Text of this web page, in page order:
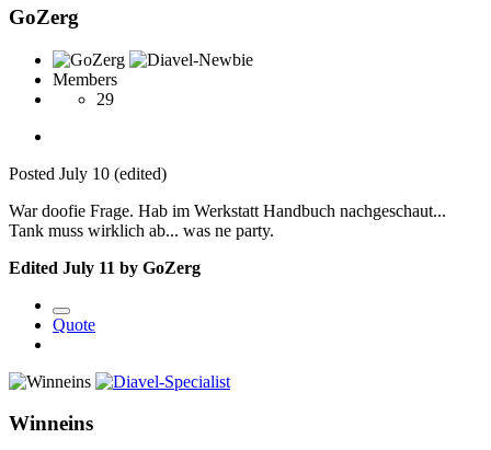
GoZerg
Members
29
Posted July 10 (edited)
War doofie Frage. Hab im Werkstatt Handbuch nachgeschaut...
Tank muss wirklich ab... was ne party.
Edited July 11 by GoZerg
Quote
Winneins